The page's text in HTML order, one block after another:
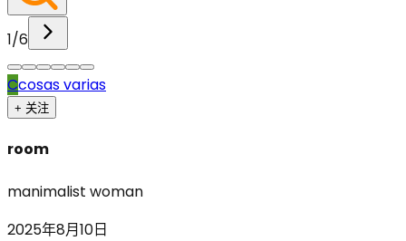
1/6
Ccosas varias
+ 关注
room
manimalist woman
2025年8月10日